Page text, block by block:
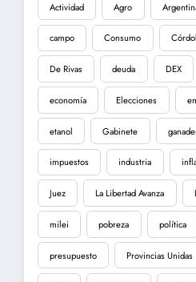
Actividad Agro
campo Consumo
De Rivas deuda DEX
economía Elecciones
etanol Gabinete
impuestos industria
Juez La Libertad Avanza
milei pobreza política
presupuesto Provincias Unidas